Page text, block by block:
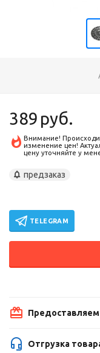
389 руб.
Внимание!
изменение цен!
цену уточняйте у
предзаказ
TELEGRAM
Отгрузка